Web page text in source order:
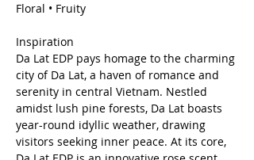
Floral • Fruity
Inspiration
Da Lat EDP pays homage to the charming
city of Da Lat, a haven of romance and
serenity in central Vietnam. Nestled
amidst lush pine forests, Da Lat boasts
year-round idyllic weather, drawing
visitors seeking inner peace. At its core,